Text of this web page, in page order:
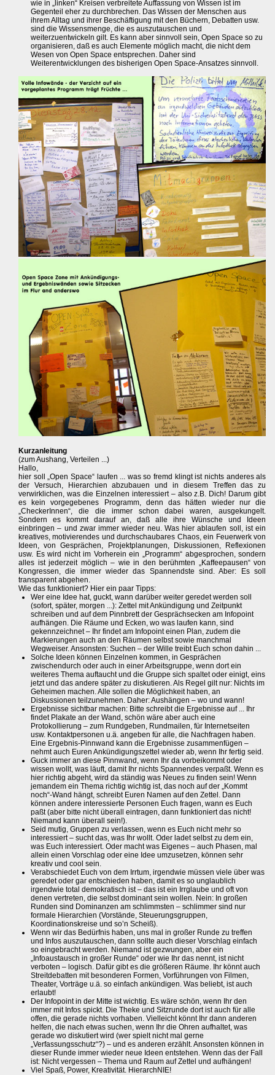
wie in „linken“ Kreisen verbreitete Auffassung von Wissen ist im
Gegenteil eher zu durchbrechen. Das Wissen der Menschen aus
ihrem Alltag und ihrer Beschäftigung mit den Büchern, Debatten usw.
sind die Wissensmenge, die es auszutauschen und
weiterzuentwickeln gilt. Es kann aber sinnvoll sein, Open Space so zu
organisieren, daß es auch Elemente möglich macht, die nicht dem
Wesen von Open Space entsprechen. Daher sind
Weiterentwicklungen des bisherigen Open Space-Ansatzes sinnvoll.
Kurzanleitung
(zum Aushang, Verteilen ...)
Hallo,
hier soll „Open Space“ laufen ... was so fremd klingt ist nichts anderes als
der Versuch, Hierarchien abzubauen und in diesem Treffen das zu
verwirklichen, was die Einzelnen interessiert – also z.B. Dich! Darum gibt
es kein vorgegebenes Programm, denn das hätten wieder nur die
„CheckerInnen“, die die immer schon dabei waren, ausgekungelt.
Sondern es kommt darauf an, daß alle ihre Wünsche und Ideen
einbringen – und zwar immer wieder neu. Was hier ablaufen soll, ist ein
kreatives, motivierendes und durchschaubares Chaos, ein Feuerwerk von
Ideen, von Gesprächen, Projektplanungen, Diskussionen, Reflexionen
usw. Es wird nicht im Vorherein ein „Programm“ abgesprochen, sondern
alles ist jederzeit möglich – wie in den berühmten „Kaffeepausen“ von
Kongressen, die immer wieder das Spannendste sind. Aber: Es soll
transparent abgehen.
Wie das funktioniert? Hier ein paar Tipps:
Wer eine Idee hat, guckt, wann darüber weiter geredet werden soll
(sofort, später, morgen ...): Zettel mit Ankündigung und Zeitpunkt
schreiben und auf dem Pinnbrett der Gesprächsecken am Infopoint
aufhängen. Die Räume und Ecken, wo was laufen kann, sind
gekennzeichnet – Ihr findet am Infopoint einen Plan, zudem die
Markierungen auch an den Räumen selbst sowie manchmal
Wegweiser. Ansonsten: Suchen – der Wille treibt Euch schon dahin ...
Solche Ideen können Einzelnen kommen, in Gesprächen
zwischendurch oder auch in einer Arbeitsgruppe, wenn dort ein
weiteres Thema auftaucht und die Gruppe sich spaltet oder einigt, eins
jetzt und das andere später zu diskutieren. Als Regel gilt nur: Nichts im
Geheimen machen. Alle sollen die Möglichkeit haben, an
Diskussionen teilzunehmen. Daher: Aushängen – wo und wann!
Ergebnisse sichtbar machen: Bitte schreibt die Ergebnisse auf ... Ihr
findet Plakate an der Wand, schön wäre aber auch eine
Protokollierung – zum Rundgeben, Rundmailen, für Internetseiten
usw. Kontaktpersonen u.ä. angeben für alle, die Nachfragen haben.
Eine Ergebnis-Pinnwand kann die Ergebnisse zusammenfügen –
nehmt auch Euren Ankündigungszettel wieder ab, wenn Ihr fertig seid.
Guck immer an diese Pinnwand, wenn Ihr da vorbeikommt oder
wissen wollt, was läuft, damit Ihr nichts Spannendes verpaßt. Wenn es
hier richtig abgeht, wird da ständig was Neues zu finden sein! Wenn
jemandem ein Thema richtig wichtig ist, das noch auf der „Kommt
noch“-Wand hängt, schreibt Euren Namen auf den Zettel. Dann
können andere interessierte Personen Euch fragen, wann es Euch
paßt (aber bitte nicht überall eintragen, dann funktioniert das nicht!
Niemand kann überall sein!).
Seid mutig, Gruppen zu verlassen, wenn es Euch nicht mehr so
interessiert – sucht das, was Ihr wollt. Oder ladet selbst zu dem ein,
was Euch interessiert. Oder macht was Eigenes – auch Phasen, mal
allein einen Vorschlag oder eine Idee umzusetzen, können sehr
kreativ und cool sein.
Verabschiedet Euch von dem Irrtum, irgendwie müssen viele über was
geredet oder gar entschieden haben, damit es so unglaublich
irgendwie total demokratisch ist – das ist ein Irrglaube und oft von
denen vertreten, die selbst dominant sein wollen. Nein: In großen
Runden sind Dominanzen am schlimmsten – schlimmer sind nur
formale Hierarchien (Vorstände, Steuerungsgruppen,
Koordinationskreise und so’n Scheiß).
Wenn wir das Bedürfnis haben, uns mal in großer Runde zu treffen
und Infos auszutauschen, dann sollte auch dieser Vorschlag einfach
so eingebracht werden. Niemand ist gezwungen, aber ein
„Infoaustausch in großer Runde“ oder wie Ihr das nennt, ist nicht
verboten – logisch. Dafür gibt es die größeren Räume. Ihr könnt auch
Streitdebatten mit besonderen Formen, Vorführungen von Filmen,
Theater, Vorträge u.ä. so einfach ankündigen. Was beliebt, ist auch
erlaubt!
Der Infopoint in der Mitte ist wichtig. Es wäre schön, wenn Ihr den
immer mit Infos spickt. Die Theke und Sitzrunde dort ist auch für alle
offen, die gerade nichts vorhaben. Vielleicht könnt Ihr dann anderen
helfen, die nach etwas suchen, wenn Ihr die Ohren aufhaltet, was
gerade wo diskutiert wird (wer spielt nicht mal gerne
„Verfassungsschutz“?) – und es anderen erzählt. Ansonsten können in
dieser Runde immer wieder neue Ideen entstehen. Wenn das der Fall
ist: Nicht vergessen – Thema und Raum auf Zettel und aufhängen!
Viel Spaß, Power, Kreativität. HierarchNIE!